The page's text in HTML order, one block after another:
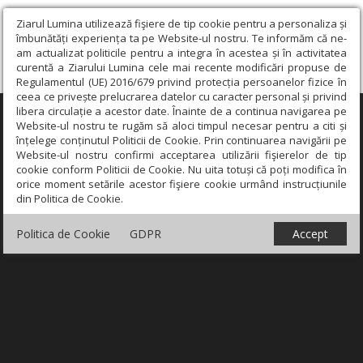
Ziarul Lumina utilizează fişiere de tip cookie pentru a personaliza și
îmbunătăți experiența ta pe Website-ul nostru. Te informăm că ne-
am actualizat politicile pentru a integra în acestea și în activitatea
curentă a Ziarului Lumina cele mai recente modificări propuse de
Regulamentul (UE) 2016/679 privind protecția persoanelor fizice în
ceea ce privește prelucrarea datelor cu caracter personal și privind
libera circulație a acestor date. Înainte de a continua navigarea pe
Website-ul nostru te rugăm să aloci timpul necesar pentru a citi și
înțelege conținutul Politicii de Cookie. Prin continuarea navigării pe
Website-ul nostru confirmi acceptarea utilizării fişierelor de tip
cookie conform Politicii de Cookie. Nu uita totuși că poți modifica în
orice moment setările acestor fişiere cookie urmând instrucțiunile
din Politica de Cookie.
Politica de Cookie GDPR Accept
×